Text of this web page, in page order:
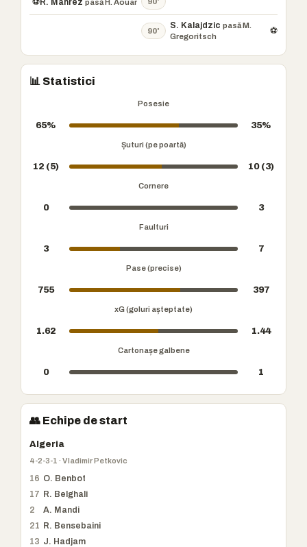
⚽R. Mahrez pasă H. Aouar
90' ⚽
S. Kalajdzic pasă M.
Gregoritsch
📊 Statistici
Posesie
65% 35%
Șuturi (pe poartă)
12 (5) 10 (3)
Cornere
0 3
Faulturi
3 7
Pase (precise)
755 397
xG (goluri așteptate)
1.62 1.44
Cartonașe galbene
0 1
👥 Echipe de start
Algeria
4-2-3-1 · Vladimir Petkovic
16 O. Benbot
17 R. Belghali
2
A. Mandi
21 R. Bensebaini
13 J. Hadjam